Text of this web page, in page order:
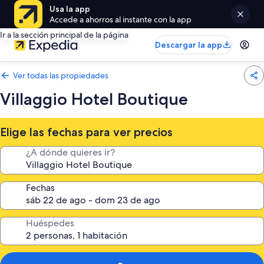
Usa la app
Accede a ahorros al instante con la app
Ir a la sección principal de la página
Descargar la app
Ver todas las propiedades
Villaggio Hotel Boutique
Elige las fechas para ver precios
¿A dónde quieres ir?
Fechas
Huéspedes